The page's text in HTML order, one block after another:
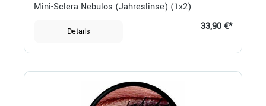
Mini-Sclera Nebulos (Jahreslinse) (1x2)
Details 33,90 €*